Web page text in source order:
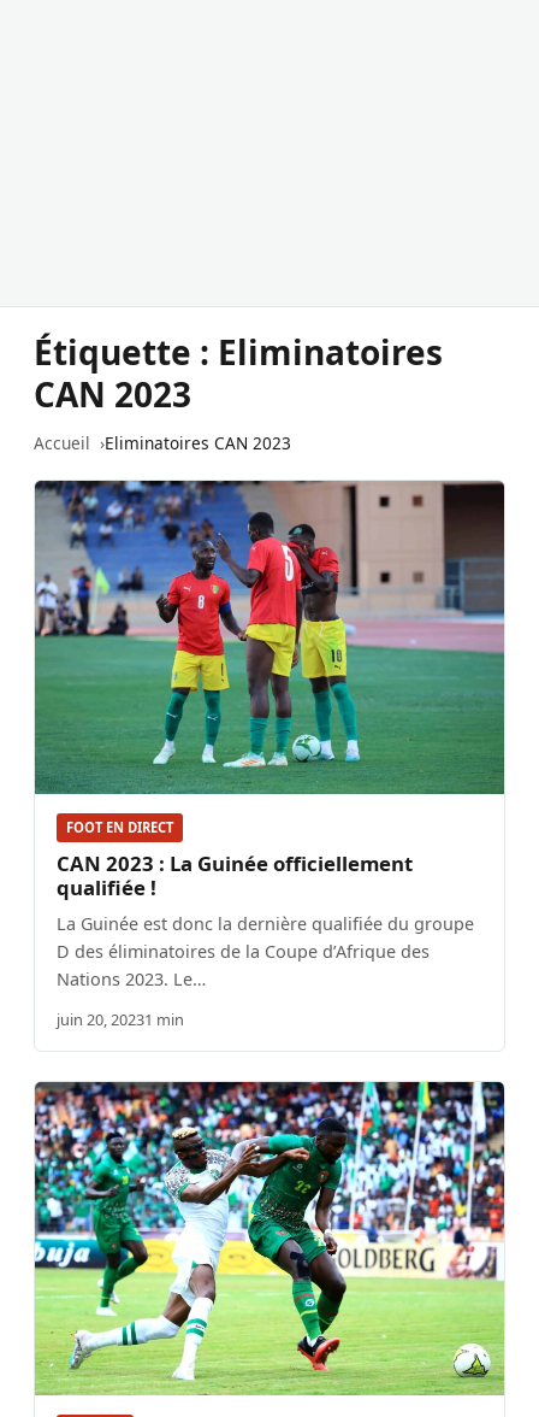
Étiquette : Eliminatoires
CAN 2023
Accueil Eliminatoires CAN 2023
FOOT EN DIRECT
CAN 2023 : La Guinée officiellement
qualifiée !
La Guinée est donc la dernière qualifiée du groupe
D des éliminatoires de la Coupe d’Afrique des
Nations 2023. Le…
juin 20, 20231 min